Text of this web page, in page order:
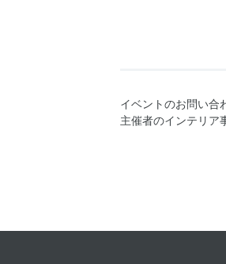
イベントのお問い合
主催者のインテリア